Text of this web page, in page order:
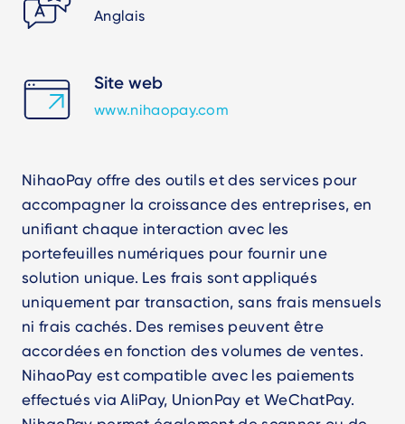
Anglais
Site web
www.nihaopay.com
NihaoPay offre des outils et des services pour
accompagner la croissance des entreprises, en
unifiant chaque interaction avec les
portefeuilles numériques pour fournir une
solution unique. Les frais sont appliqués
uniquement par transaction, sans frais mensuels
ni frais cachés. Des remises peuvent être
accordées en fonction des volumes de ventes.
NihaoPay est compatible avec les paiements
effectués via AliPay, UnionPay et WeChatPay.